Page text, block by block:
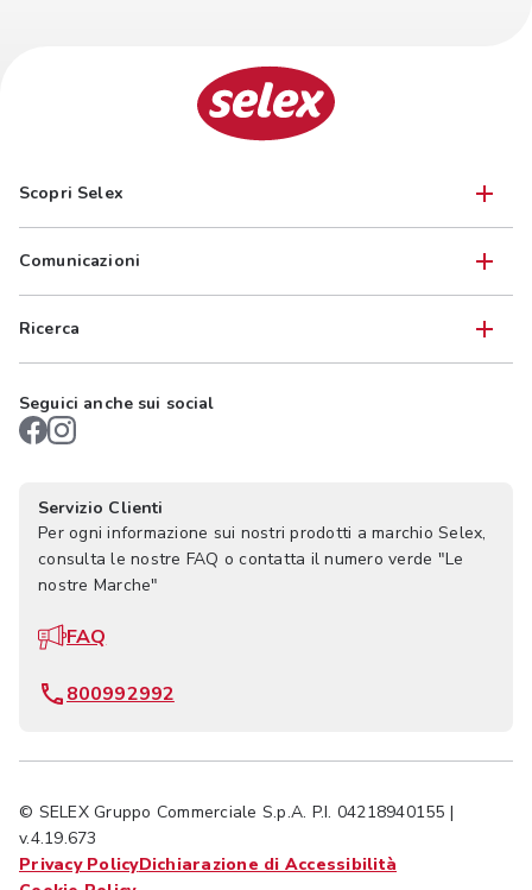
Scopri Selex
Comunicazioni
Ricerca
Seguici anche sui social
Servizio Clienti
Per ogni informazione sui nostri prodotti a marchio Selex,
consulta le nostre FAQ o contatta il numero verde "Le
nostre Marche"
FAQ
800992992
© SELEX Gruppo Commerciale S.p.A. P.I. 04218940155 |
v.4.19.673
Privacy PolicyDichiarazione di Accessibilità